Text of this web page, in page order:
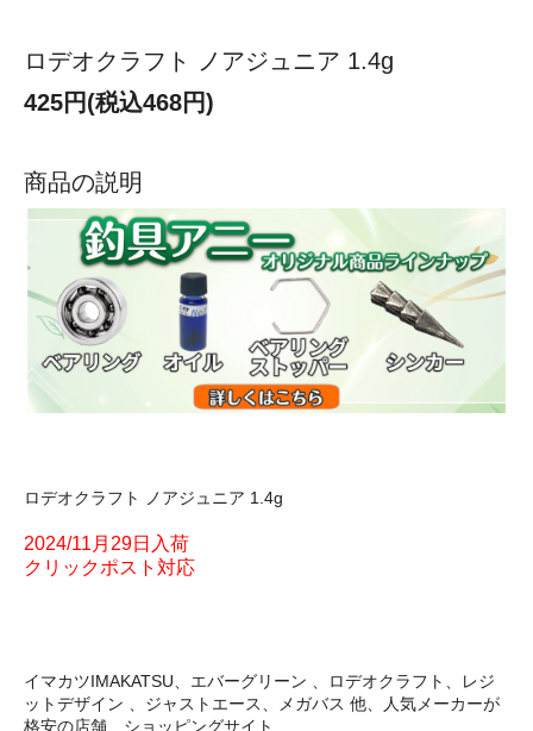
ロデオクラフト ノアジュニア 1.4g
425円(税込468円)
商品の説明
ロデオクラフト ノアジュニア 1.4g
2024/11月29日入荷
クリックポスト対応
イマカツIMAKATSU、エバーグリーン 、ロデオクラフト、レジ
ットデザイン 、ジャストエース、メガバス 他、人気メーカーが
格安の店舗、ショッピングサイト